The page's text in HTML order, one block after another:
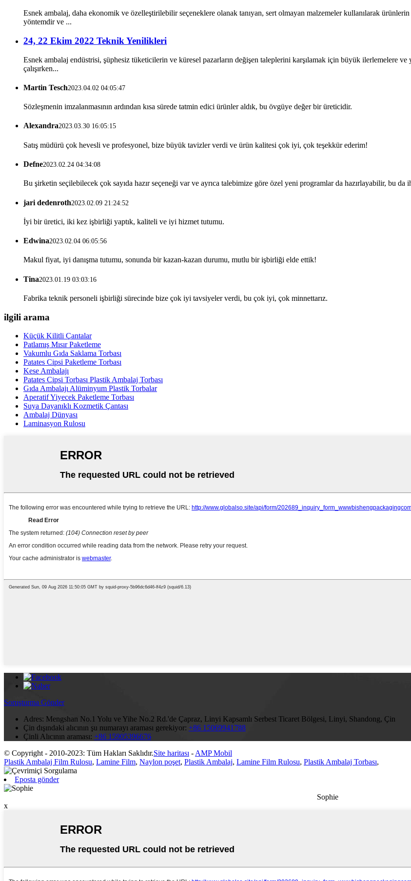
Esnek ambalaj, daha ekonomik ve özelleştirilebilir seçeneklere olanak tanıyan, sert olmayan malzemeler kullanılarak
yöntemdir ve ...
24, 22 Ekim 2022 Teknik Yenilikleri
Esnek ambalaj endüstrisi, şüphesiz tüketicilerin ve küresel pazarların değişen taleplerini karşılamak için büyük ilerlemelere
çalışırken...
Martin Tesch2023.04.02 04:05:47
Sözleşmenin imzalanmasının ardından kısa sürede tatmin edici ürünler aldık, bu övgüye değer bir üreticidir.
Alexandra2023.03.30 16:05:15
Satış müdürü çok hevesli ve profesyonel, bize büyük tavizler verdi ve ürün kalitesi çok iyi, çok teşekkür ederim!
Defne2023.02.24 04:34:08
Bu şirketin seçilebilecek çok sayıda hazır seçeneği var ve ayrıca talebimize göre özel yeni programlar da hazırlayabilir, bu da
jari dedenroth2023.02.09 21:24:52
İyi bir üretici, iki kez işbirliği yaptık, kaliteli ve iyi hizmet tutumu.
Edwina2023.02.04 06:05:56
Makul fiyat, iyi danışma tutumu, sonunda bir kazan-kazan durumu, mutlu bir işbirliği elde ettik!
Tina2023.01.19 03:03:16
Fabrika teknik personeli işbirliği sürecinde bize çok iyi tavsiyeler verdi, bu çok iyi, çok minnettarız.
ilgili arama
Küçük Kilitli Çantalar
Patlamış Mısır Paketleme
Vakumlu Gıda Saklama Torbası
Patates Cipsi Paketleme Torbası
Kese Ambalajı
Patates Cipsi Torbası Plastik Ambalaj Torbası
Gıda Ambalajı Alüminyum Plastik Torbalar
Aperatif Yiyecek Paketleme Torbası
Suya Dayanıklı Kozmetik Çantası
Ambalaj Dünyası
Laminasyon Rulosu
Soruşturma Gönder
Adres: Mengshan No.1 Yolu ve Yihe No.2 Rd.'de Çapraz, Linyi Kapsamlı Serbest Ticaret Bölgesi, Linyi, Shandong, Çin
Çin dışındaki alıcının şu numarayı araması gerekiyor: +86 15069941788
Çinli Alıcının araması: +86 15905396676
© Copyright - 2010-2023: Tüm Hakları Saklıdır.Site haritası - AMP Mobil
Plastik Ambalaj Film Rulosu, Lamine Film, Naylon poşet, Plastik Ambalaj, Lamine Film Rulosu, Plastik Ambalaj Torbası,
Eposta gönder
Sophie
x